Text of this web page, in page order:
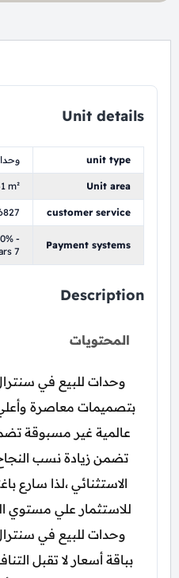
Unit details
unit type
Unit area
m²
customer service
Payment systems
-
7
Description
المحتويات
وحدات للبيع في
بتصميمات معاصرة
عالمية غير مسبوقة
تضمن زيادة نسب
الاستثنائي ،لذا سارع
للاستثمار علي مستوي
وحدات للبيع في
بباقة أسعار لا تقبل